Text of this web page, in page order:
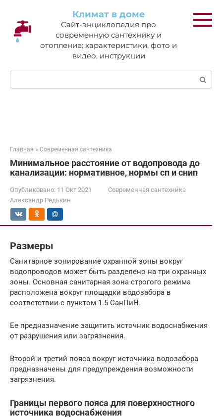
контенту
Климат в доме
Сайт-энциклопедия про
современную сантехнику и
отопление: характеристики, фото и
видео, инструкции
Поиск:
Главная » Современная сантехника
Минимальное расстояние от водопровода до
канализации: нормативное, нормы сп и снип
Опубликовано: 11 Окт 2021
Современная сантехника
Александр Редькин
Размеры
Санитарное зонирование охранной зоны вокруг
водопроводов может быть разделено на три охранных
зоны. Основная санитарная зона строгого режима
расположена вокруг площадки водозабора в
соответствии с пунктом 1.5 СанПиН.
Ее предназначение защитить источник водоснабжения
от разрушения или загрязнения.
Второй и третий пояса вокруг источника водозабора
предназначены для предупреждения возможности
загрязнения.
Границы первого пояса для поверхностного
источника водоснабжения